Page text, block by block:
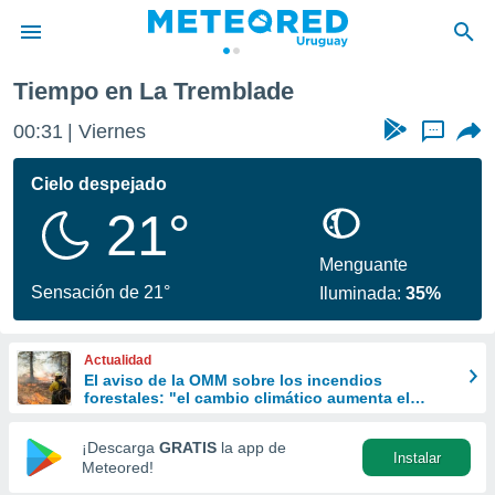
de
ha
calidad.
a este
las
y
forma
digital
basada
Tiempo en La Tremblade
00:31 Viernes ...
Cielo despejado
21°
Sensación de 21°
Menguante
Iluminada:35%
Actualidad
El aviso de la OMM sobre los incendios
forestales: "el cambio climático aumenta el
¡Descarga GRATIS la app de
Meteored!
Instalar